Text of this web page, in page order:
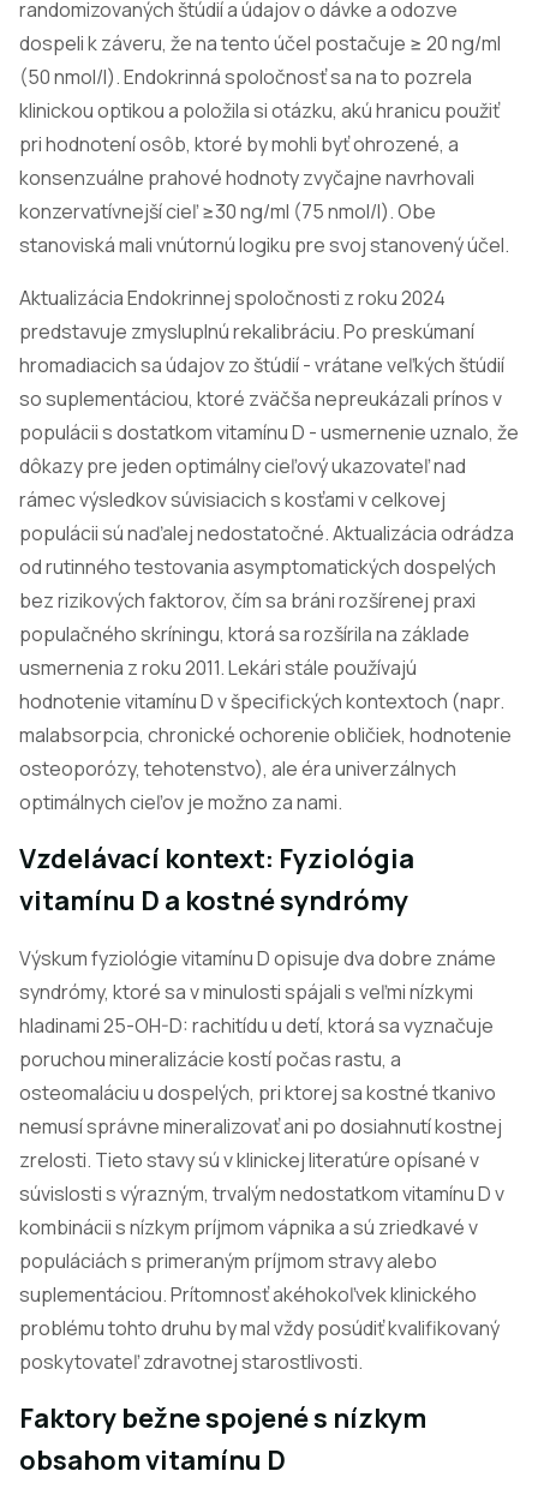
randomizovaných štúdií a údajov o dávke a odozve
dospeli k záveru, že na tento účel postačuje ≥ 20 ng/ml
(50 nmol/l). Endokrinná spoločnosť sa na to pozrela
klinickou optikou a položila si otázku, akú hranicu použiť
pri hodnotení osôb, ktoré by mohli byť ohrozené, a
konsenzuálne prahové hodnoty zvyčajne navrhovali
konzervatívnejší cieľ ≥30 ng/ml (75 nmol/l). Obe
stanoviská mali vnútornú logiku pre svoj stanovený účel.
Aktualizácia Endokrinnej spoločnosti z roku 2024
predstavuje zmysluplnú rekalibráciu. Po preskúmaní
hromadiacich sa údajov zo štúdií - vrátane veľkých štúdií
so suplementáciou, ktoré zväčša nepreukázali prínos v
populácii s dostatkom vitamínu D - usmernenie uznalo, že
dôkazy pre jeden optimálny cieľový ukazovateľ nad
rámec výsledkov súvisiacich s kosťami v celkovej
populácii sú naďalej nedostatočné. Aktualizácia odrádza
od rutinného testovania asymptomatických dospelých
bez rizikových faktorov, čím sa bráni rozšírenej praxi
populačného skríningu, ktorá sa rozšírila na základe
usmernenia z roku 2011. Lekári stále používajú
hodnotenie vitamínu D v špecifických kontextoch (napr.
malabsorpcia, chronické ochorenie obličiek, hodnotenie
osteoporózy, tehotenstvo), ale éra univerzálnych
optimálnych cieľov je možno za nami.
Vzdelávací kontext: Fyziológia
vitamínu D a kostné syndrómy
Výskum fyziológie vitamínu D opisuje dva dobre známe
syndrómy, ktoré sa v minulosti spájali s veľmi nízkymi
hladinami 25-OH-D: rachitídu u detí, ktorá sa vyznačuje
poruchou mineralizácie kostí počas rastu, a
osteomaláciu u dospelých, pri ktorej sa kostné tkanivo
nemusí správne mineralizovať ani po dosiahnutí kostnej
zrelosti. Tieto stavy sú v klinickej literatúre opísané v
súvislosti s výrazným, trvalým nedostatkom vitamínu D v
kombinácii s nízkym príjmom vápnika a sú zriedkavé v
populáciách s primeraným príjmom stravy alebo
suplementáciou. Prítomnosť akéhokoľvek klinického
problému tohto druhu by mal vždy posúdiť kvalifikovaný
poskytovateľ zdravotnej starostlivosti.
Faktory bežne spojené s nízkym
obsahom vitamínu D